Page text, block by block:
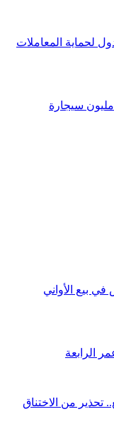
لحماية المعاملات
سيجارة
بيع الأواني
تحذير من الاختناق